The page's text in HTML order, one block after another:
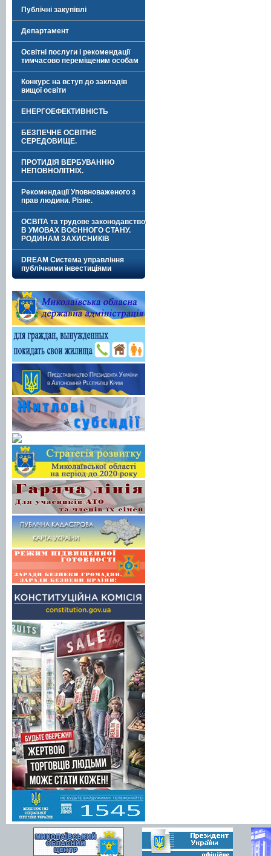
Публічні закупівлі
Департамент
Освітні послуги і рекомендації
тимчасово переміщеним особам
Конкурс на вступ до закладів
вищої освіти
ЕНЕРГОЕФЕКТИВНІСТЬ
БЕЗПЕЧНЕ ОСВІТНЄ
СЕРЕДОВИЩЕ.
ПРОТИДІЯ ВЕРБУВАННЮ
НЕПОВНОЛІТНІХ.
Рекомендації Уповноваженого з
прав людини. Різне.
ОСВІТА та трудове законодавство
В УМОВАХ ВОЄННОГО СТАНУ.
РОДИНАМ ЗАХИСНИКІВ
DREAM Система управління
публічними інвестиціями